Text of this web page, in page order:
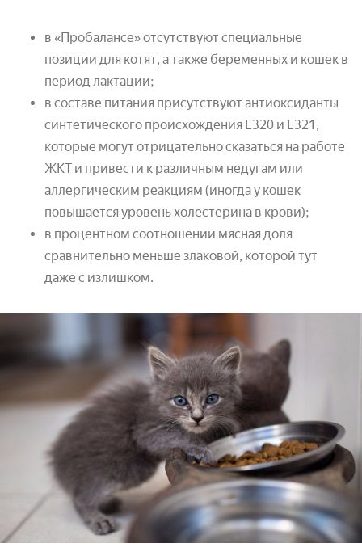
в «Пробалансе» отсутствуют специальные
позиции для котят, а также беременных и кошек в
период лактации;
в составе питания присутствуют антиоксиданты
синтетического происхождения Е320 и Е321,
которые могут отрицательно сказаться на работе
ЖКТ и привести к различным недугам или
аллергическим реакциям (иногда у кошек
повышается уровень холестерина в крови);
в процентном соотношении мясная доля
сравнительно меньше злаковой, которой тут
даже с излишком.